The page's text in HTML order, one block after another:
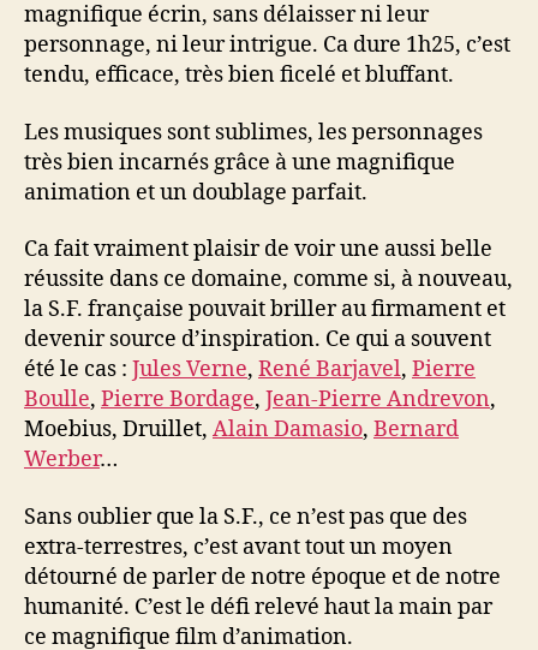
magnifique écrin, sans délaisser ni leur
personnage, ni leur intrigue. Ca dure 1h25, c’est
tendu, efficace, très bien ficelé et bluffant.
Les musiques sont sublimes, les personnages
très bien incarnés grâce à une magnifique
animation et un doublage parfait.
Ca fait vraiment plaisir de voir une aussi belle
réussite dans ce domaine, comme si, à nouveau,
la S.F. française pouvait briller au firmament et
devenir source d’inspiration. Ce qui a souvent
été le cas : Jules Verne, René Barjavel, Pierre
Boulle, Pierre Bordage, Jean-Pierre Andrevon,
Moebius, Druillet, Alain Damasio, Bernard
Werber…
Sans oublier que la S.F., ce n’est pas que des
extra-terrestres, c’est avant tout un moyen
détourné de parler de notre époque et de notre
humanité. C’est le défi relevé haut la main par
ce magnifique film d’animation.